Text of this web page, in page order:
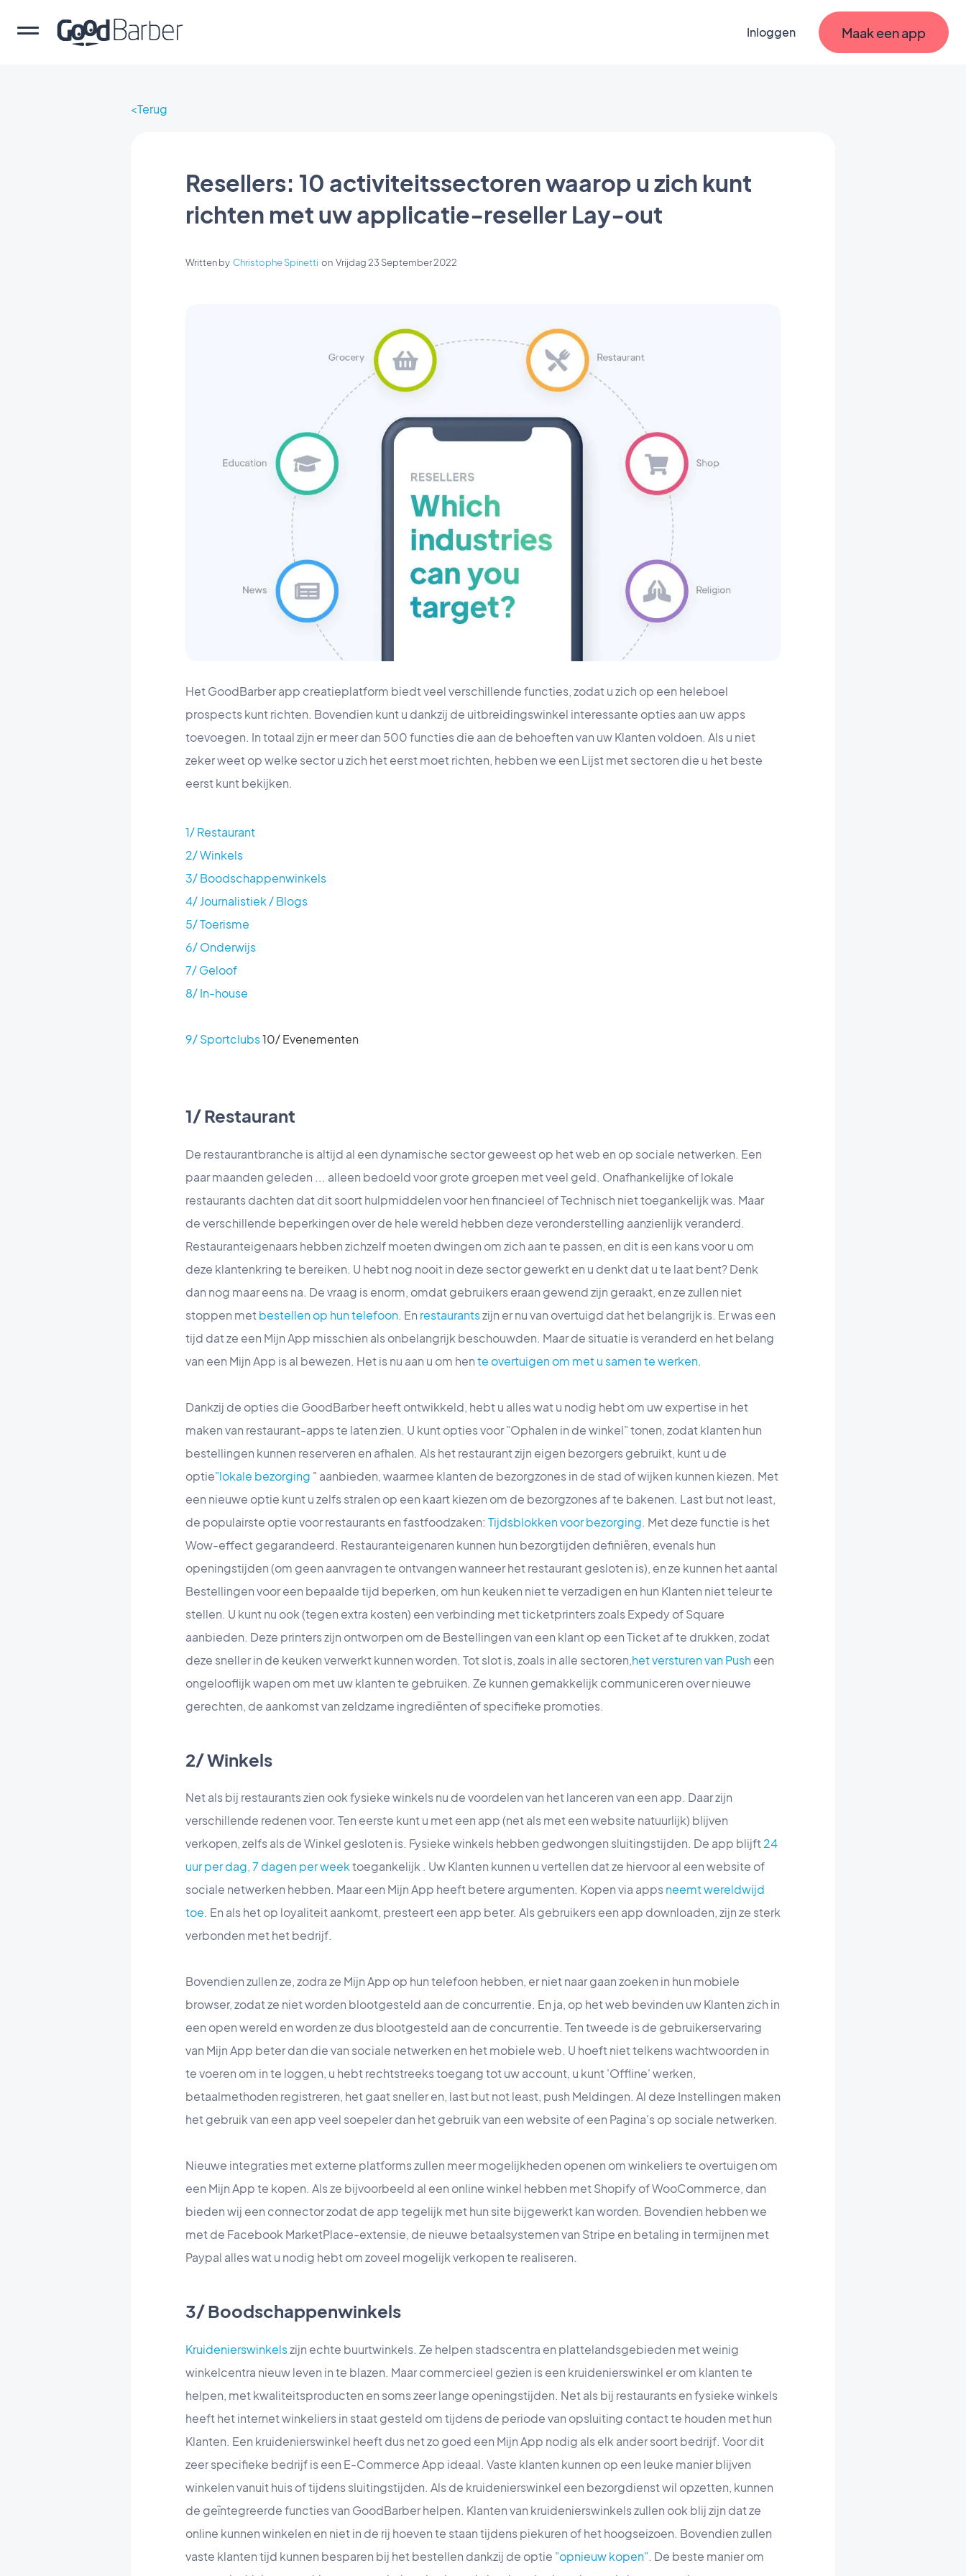
Inloggen Maak een app
Terug
Resellers: 10 activiteitssectoren waarop u zich kunt
richten met uw applicatie-reseller Lay-out
Written by Christophe Spinetti on Vrijdag 23 September 2022
Het GoodBarber app creatieplatform biedt veel verschillende functies, zodat u zich op een heleboel
prospects kunt richten. Bovendien kunt u dankzij de uitbreidingswinkel interessante opties aan uw apps
toevoegen. In totaal zijn er meer dan 500 functies die aan de behoeften van uw Klanten voldoen. Als u niet
zeker weet op welke sector u zich het eerst moet richten, hebben we een Lijst met sectoren die u het beste
eerst kunt bekijken.
1/ Restaurant
2/ Winkels
3/ Boodschappenwinkels
4/ Journalistiek / Blogs
5/ Toerisme
6/ Onderwijs
7/ Geloof
8/ In-house
9/ Sportclubs10/ Evenementen
1/ Restaurant
De restaurantbranche is altijd al een dynamische sector geweest op het web en op sociale netwerken. Een
paar maanden geleden ... alleen bedoeld voor grote groepen met veel geld. Onafhankelijke of lokale
restaurants dachten dat dit soort hulpmiddelen voor hen financieel of Technisch niet toegankelijk was. Maar
de verschillende beperkingen over de hele wereld hebben deze veronderstelling aanzienlijk veranderd.
Restauranteigenaars hebben zichzelf moeten dwingen om zich aan te passen, en dit is een kans voor u om
deze klantenkring te bereiken. U hebt nog nooit in deze sector gewerkt en u denkt dat u te laat bent? Denk
dan nog maar eens na. De vraag is enorm, omdat gebruikers eraan gewend zijn geraakt, en ze zullen niet
stoppen metbestellen op hun telefoon. En restaurantszijn er nu van overtuigd dat het belangrijk is. Er was een
tijd dat ze een Mijn App misschien als onbelangrijk beschouwden. Maar de situatie is veranderd en het belang
van een Mijn App is al bewezen. Het is nu aan u om hente overtuigen om met u samen te werken.
Dankzij de opties die GoodBarber heeft ontwikkeld, hebt u alles wat u nodig hebt om uw expertise in het
maken van restaurant-apps te laten zien. U kunt opties voor "Ophalen in de winkel" tonen, zodat klanten hun
bestellingen kunnen reserveren en afhalen. Als het restaurant zijn eigen bezorgers gebruikt, kunt u de
optie"lokale bezorging " aanbieden, waarmee klanten de bezorgzones in de stad of wijken kunnen kiezen. Met
een nieuwe optie kunt u zelfs stralen op een kaart kiezen om de bezorgzones af te bakenen. Last but not least,
de populairste optie voor restaurants en fastfoodzaken: Tijdsblokken voor bezorging. Met deze functie is het
Wow-effect gegarandeerd. Restauranteigenaren kunnen hun bezorgtijden definiëren, evenals hun
openingstijden (om geen aanvragen te ontvangen wanneer het restaurant gesloten is), en ze kunnen het aantal
Bestellingen voor een bepaalde tijd beperken, om hun keuken niet te verzadigen en hun Klanten niet teleur te
stellen. U kunt nu ook (tegen extra kosten) een verbinding met ticketprinters zoals Expedy of Square
aanbieden. Deze printers zijn ontworpen om de Bestellingen van een klant op een Ticket af te drukken, zodat
deze sneller in de keuken verwerkt kunnen worden. Tot slot is, zoals in alle sectoren,het versturen van Pusheen
ongelooflijk wapen om met uw klanten te gebruiken. Ze kunnen gemakkelijk communiceren over nieuwe
gerechten, de aankomst van zeldzame ingrediënten of specifieke promoties.
2/ Winkels
Net als bij restaurants zien ook fysieke winkels nu de voordelen van het lanceren van een app. Daar zijn
verschillende redenen voor. Ten eerste kunt u met een app (net als met een website natuurlijk) blijven
verkopen, zelfs als de Winkel gesloten is. Fysieke winkels hebben gedwongen sluitingstijden. De app blijft24
uur per dag, 7 dagen per weektoegankelijk. Uw Klanten kunnen u vertellen dat ze hiervoor al een website of
sociale netwerken hebben. Maar een Mijn App heeft betere argumenten. Kopen via appsneemt wereldwijd
toe. En als het op loyaliteit aankomt, presteert een app beter. Als gebruikers een app downloaden, zijn ze sterk
verbonden met het bedrijf.
Bovendien zullen ze, zodra ze Mijn App op hun telefoon hebben, er niet naar gaan zoeken in hun mobiele
browser, zodat ze niet worden blootgesteld aan de concurrentie. En ja, op het web bevinden uw Klanten zich in
een open wereld en worden ze dus blootgesteld aan de concurrentie. Ten tweede is de gebruikerservaring
van Mijn App beter dan die van sociale netwerken en het mobiele web. U hoeft niet telkens wachtwoorden in
te voeren om in te loggen, u hebt rechtstreeks toegang tot uw account, u kunt 'Offline' werken,
betaalmethoden registreren, het gaat sneller en, last but not least, push Meldingen. Al deze Instellingen maken
het gebruik van een app veel soepeler dan het gebruik van een website of een Pagina's op sociale netwerken.
Nieuwe integraties met externe platforms zullen meer mogelijkheden openen om winkeliers te overtuigen om
een Mijn App te kopen. Als ze bijvoorbeeld al een online winkel hebben met Shopify of WooCommerce, dan
bieden wij een connector zodat de app tegelijk met hun site bijgewerkt kan worden. Bovendien hebben we
met de Facebook MarketPlace-extensie, de nieuwe betaalsystemen van Stripe en betaling in termijnen met
Paypal alles wat u nodig hebt om zoveel mogelijk verkopen te realiseren.
3/ Boodschappenwinkels
Kruidenierswinkelszijn echte buurtwinkels. Ze helpen stadscentra en plattelandsgebieden met weinig
winkelcentra nieuw leven in te blazen. Maar commercieel gezien is een kruidenierswinkel er om klanten te
helpen, met kwaliteitsproducten en soms zeer lange openingstijden. Net als bij restaurants en fysieke winkels
heeft het internet winkeliers in staat gesteld om tijdens de periode van opsluiting contact te houden met hun
Klanten. Een kruidenierswinkel heeft dus net zo goed een Mijn App nodig als elk ander soort bedrijf. Voor dit
zeer specifieke bedrijf is een E-Commerce App ideaal. Vaste klanten kunnen op een leuke manier blijven
winkelen vanuit huis of tijdens sluitingstijden. Als de kruidenierswinkel een bezorgdienst wil opzetten, kunnen
de geïntegreerde functies van GoodBarber helpen. Klanten van kruidenierswinkels zullen ook blij zijn dat ze
online kunnen winkelen en niet in de rij hoeven te staan tijdens piekuren of het hoogseizoen. Bovendien zullen
vaste klanten tijd kunnen besparen bij het bestellen dankzij de optie "opnieuw kopen". De beste manier om